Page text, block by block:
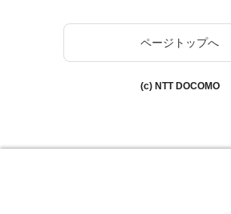
ページトップへ
(c) NTT DOCOMO